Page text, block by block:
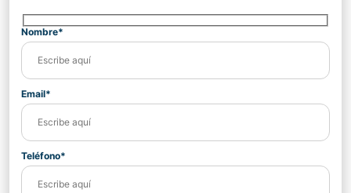
Nombre*
Email*
Teléfono*